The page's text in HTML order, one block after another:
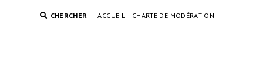
CHERCHER ACCUEIL CHARTE DE MODÉRATION